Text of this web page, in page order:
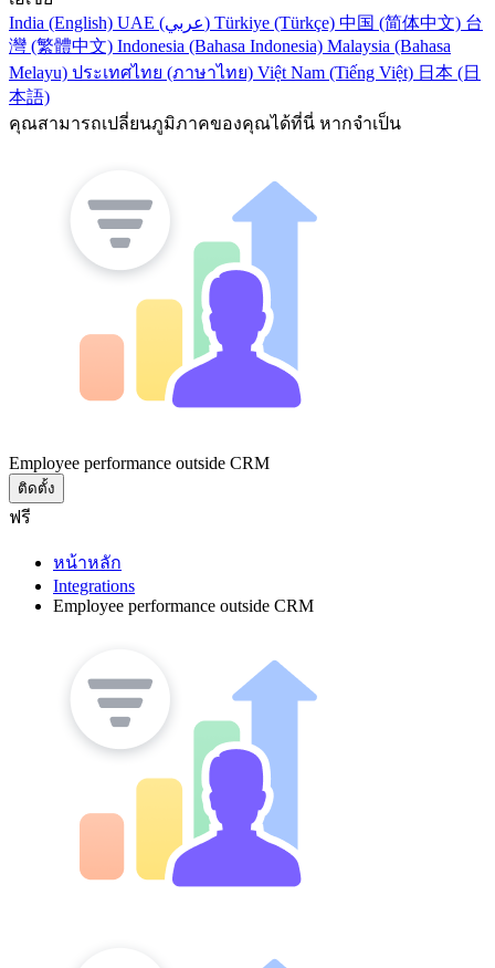
India (English)
UAE (عربي) Türkiye (Türkçe) 中国 (简体中文) 台
灣 (繁體中文) Indonesia (Bahasa Indonesia) Malaysia (Bahasa
Melayu) ประเทศไทย (ภาษาไทย) Việt Nam (Tiếng Việt) 日本 (日
本語)
คุณสามารถเปลี่ยนภูมิภาคของคุณได้ที่นี่ หากจำเป็น
Employee performance outside CRM
ติดตั้ง
ฟรี
หน้าหลัก
Integrations
Employee performance outside CRM